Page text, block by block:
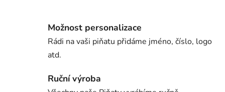
Možnost personalizace
Rádi na vaši piňatu přidáme jméno, číslo, logo
atd.
Ruční výroba